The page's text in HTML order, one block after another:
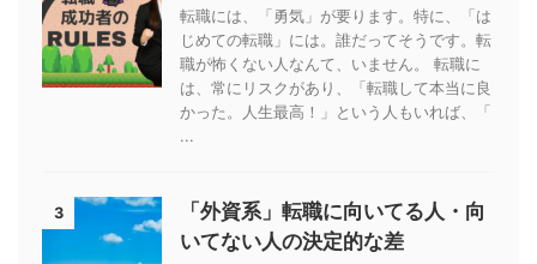
転職には、「勇気」が要ります。特に、「は
じめての転職」には。誰だってそうです。転
職が怖くない人なんて、いません。 転職に
は、常にリスクがあり、「転職して本当に良
かった。人生最高！」という人もいれば、「
...
3
「外資系」転職に向いてる人・向
いてない人の決定的な差